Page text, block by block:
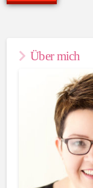
Über mich